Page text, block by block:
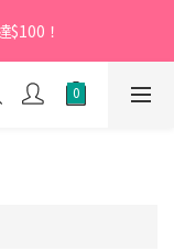
下單輸入優惠碼
$100！
次下單輸入優惠碼